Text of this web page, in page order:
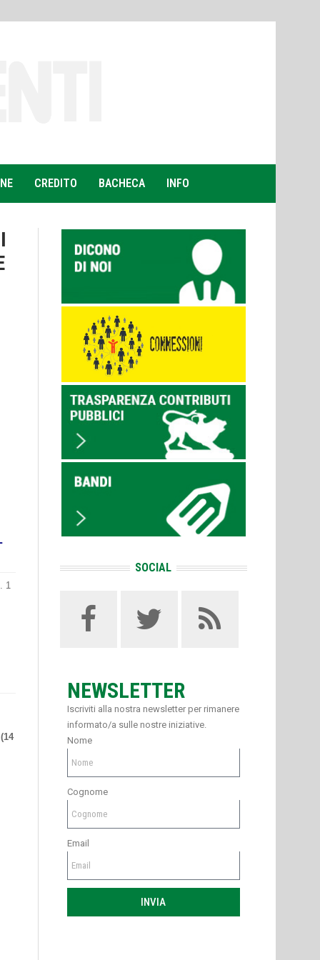
CREDITO BACHECA INFO
1
SOCIAL
NEWSLETTER
Iscriviti alla nostra newsletter per rimanere
informato/a sulle nostre iniziative.
Nome
Cognome
Email
INVIA